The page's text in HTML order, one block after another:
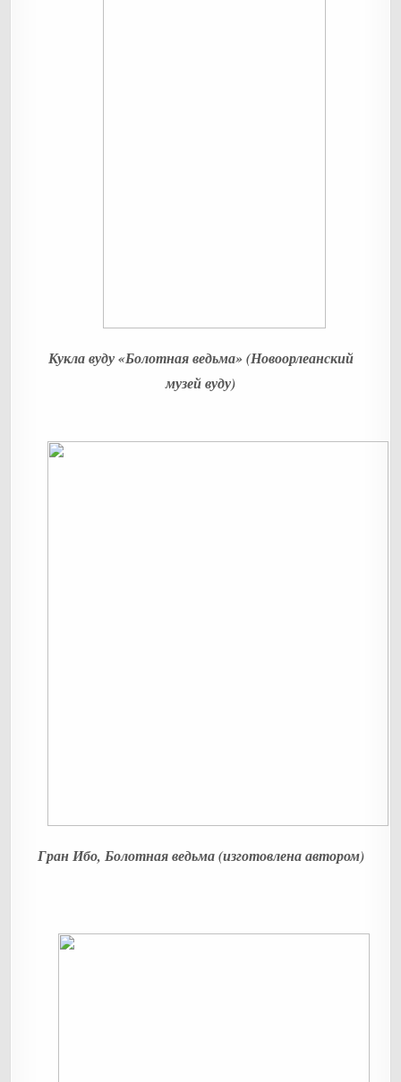
Кукла вуду «Болотная ведьма» (Новоорлеанский
музей вуду)
Гран Ибо, Болотная ведьма (изготовлена автором)